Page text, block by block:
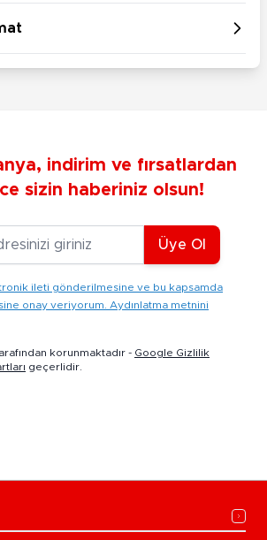
indirim ve fırsatlardan
sizin haberiniz olsun!
E-posta Adresiniz
Üye Ol
ileti gönderilmesine ve bu kapsamda
onay veriyorum. Aydınlatma metnini
korunmaktadır - Google Gizlilik
geçerlidir.